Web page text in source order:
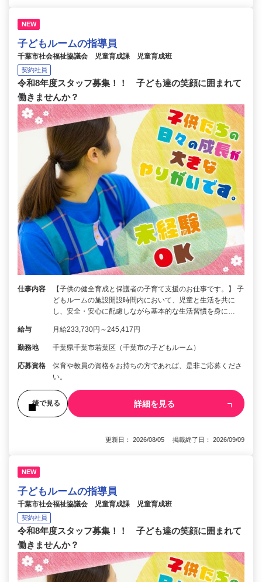
NEW
子どもルームの指導員
千葉市社会福祉協議会 児童育成課 児童育成班
契約社員
令和8年度スタッフ募集！！ 子ども達の笑顔に囲まれて
働きませんか？
仕事内容
【子供の健全育成と保護者の子育て支援のお仕事です。】 子
どもルームの施設開設時間内において、児童と生活を共に
し、安全・安心に配慮しながら基本的な生活習慣を身に…
給与 月給233,730円～245,417円
勤務地 千葉県千葉市若葉区（千葉市の子どもルーム）
応募資格
保育や教員の資格をお持ちの方であれば、是非ご応募くださ
い。
後で見る 詳細を見る
更新日： 2026/08/05 掲載終了日： 2026/09/09
NEW
子どもルームの指導員
千葉市社会福祉協議会 児童育成課 児童育成班
契約社員
令和8年度スタッフ募集！！ 子ども達の笑顔に囲まれて
働きませんか？